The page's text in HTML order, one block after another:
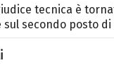
tecnica è
secondo posto di